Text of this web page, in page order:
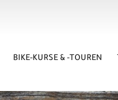
BIKE-KURSE & -TOUREN